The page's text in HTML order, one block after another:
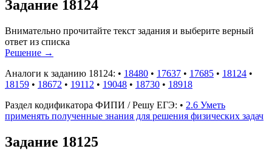
Задание 18124
Внимательно прочитайте текст задания и выберите верный
ответ из списка
Решение →
Аналоги к заданию 18124: • 18480 • 17637 • 17685 • 18124 •
18159 • 18672 • 19112 • 19048 • 18730 • 18918
Раздел кодификатора ФИПИ / Решу ЕГЭ: • 2.6 Уметь
применять полученные знания для решения физических задач
Задание 18125